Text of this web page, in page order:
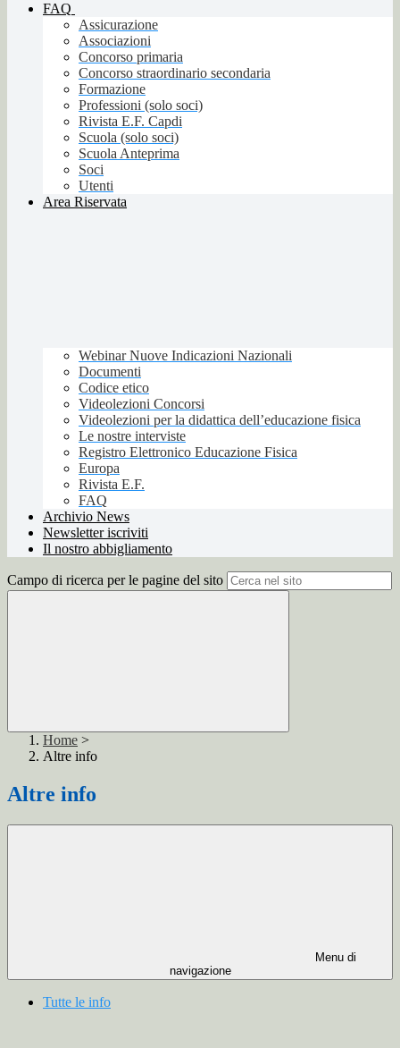
FAQ
Assicurazione
Associazioni
Concorso primaria
Concorso straordinario secondaria
Formazione
Professioni (solo soci)
Rivista E.F. Capdi
Scuola (solo soci)
Scuola Anteprima
Soci
Utenti
Area Riservata
Webinar Nuove Indicazioni Nazionali
Documenti
Codice etico
Videolezioni Concorsi
Videolezioni per la didattica dell’educazione fisica
Le nostre interviste
Registro Elettronico Educazione Fisica
Europa
Rivista E.F.
FAQ
Archivio News
Newsletter iscriviti
Il nostro abbigliamento
Campo di ricerca per le pagine del sito
Home >
Altre info
Altre info
Menu di
navigazione
Tutte le info